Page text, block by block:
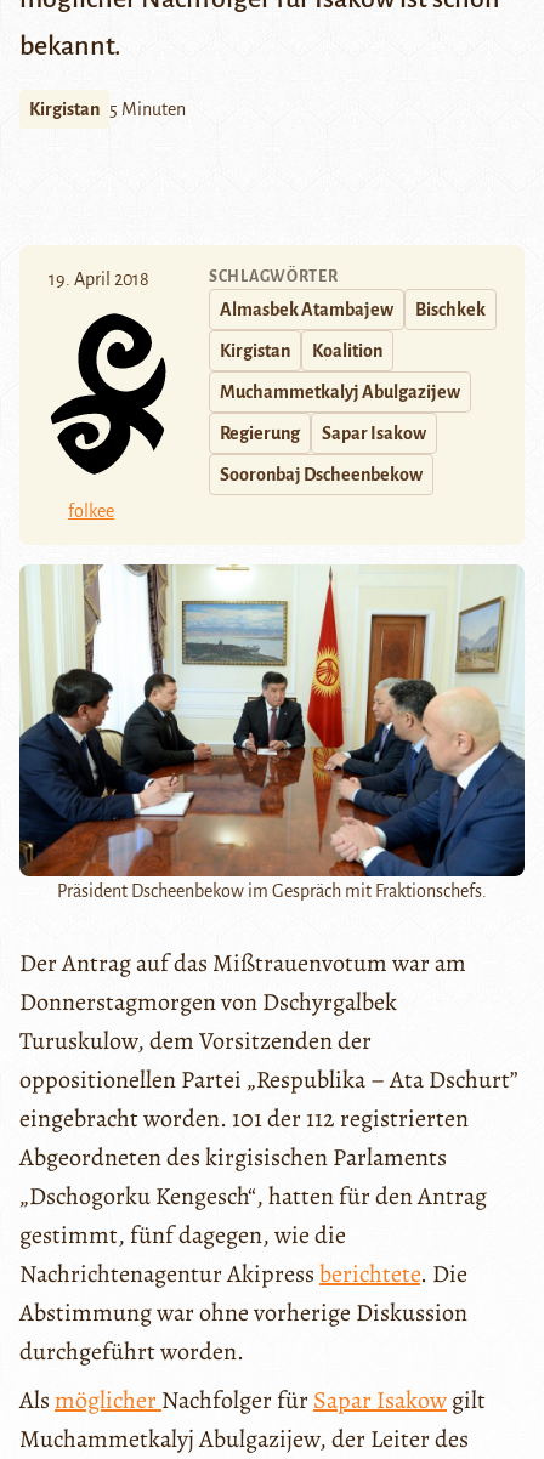
bekannt.
Kirgistan 5 Minuten
19. April 2018
folkee
SCHLAGWÖRTER
Almasbek Atambajew Bischkek
Kirgistan Koalition
Muchammetkalyj Abulgazijew
Regierung Sapar Isakow
Sooronbaj Dscheenbekow
Präsident Dscheenbekow im Gespräch mit Fraktionschefs.
Der Antrag auf das Mißtrauenvotum war am
Donnerstagmorgen von Dschyrgalbek
Turuskulow, dem Vorsitzenden der
oppositionellen Partei „Respublika – Ata Dschurt”
eingebracht worden. 101 der 112 registrierten
Abgeordneten des kirgisischen Parlaments
„Dschogorku Kengesch“, hatten für den Antrag
gestimmt, fünf dagegen, wie die
Nachrichtenagentur Akipressberichtete. Die
Abstimmung war ohne vorherige Diskussion
durchgeführt worden.
AlsmöglicherNachfolger fürSapar Isakowgilt
Muchammetkalyj Abulgazijew, der Leiter des